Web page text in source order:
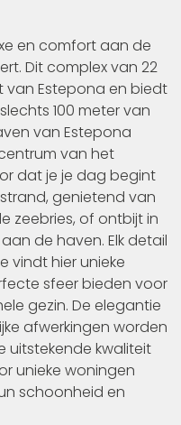
en comfort aan de
Dit complex van 22
Estepona en biedt
100 meter van
van Estepona
van het
dat je je dag begint
genietend van
zeebries, of ontbijt in
de haven. Elk detail
vindt hier unieke
sfeer bieden voor
gezin. De elegantie
afwerkingen worden
kwaliteit
unieke woningen
schoonheid en